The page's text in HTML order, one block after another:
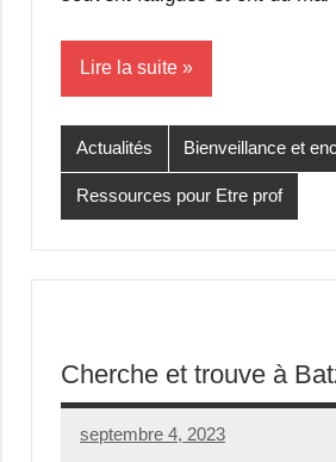
Lire la suite
Actualités Bienveillance et
Ressources pour Etre prof
Cherche et trouve à
septembre 4, 2023
Seg0_La_Vraie
Aucun